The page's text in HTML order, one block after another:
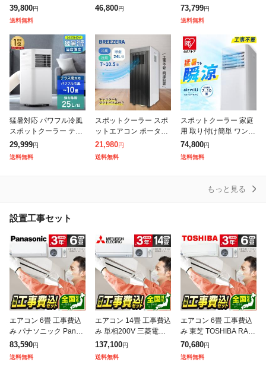
ッチ式 窓パネル付き ス
ポットエアコン アイリ
スオーヤマ ポータブル
クー 4.5〜
39,800円
送料無料
ー 日テレポシュレ(日本
46,800円
ド プラス 電気代 削減
快速パワー機能 時短で
冷暖房 タイマー 入切
寝室 ル
73,799円
送料無料
猛暑対応 パワフル冷風
スポットクーラー テラ
ス窓パネル付 [2.3kW・
25L/日] スポットエアコ
ン ノンドレン 家庭用
29,999円
送料無料
スポットクーラー スポ
ットエアコン ポータブ
ルクーラー 【15〜31°
Cの温度調整】 ノンド
レン 小型 移動式クーラ
21,980円
送料無料
スポットクーラー 家庭
用 取り付け簡単 ワンタ
ッチ式 窓パネル付き ス
ポットエアコン アイリ
スオーヤマ ポータブル
74,800円
送料無料
もっと見る
設置工事セット
エアコン 6畳 工事費込
み パナソニック Panas
onic CS-225DFL-W 20
25年 標準設置工事セッ
83,590円
送料無料
エアコン 14畳 工事費込
み 単相200V 三菱電機
MITSUBISHI MSZ-GE4
025S-W 2025年 ピュア
ホワ
137,100円
送料無料
エアコン 6畳 工事費込
み 東芝 TOSHIBA RAS-
2215TM-W 2025年 ホ
ワイト 標準設置工事セ
ット
70,680円
送料無料